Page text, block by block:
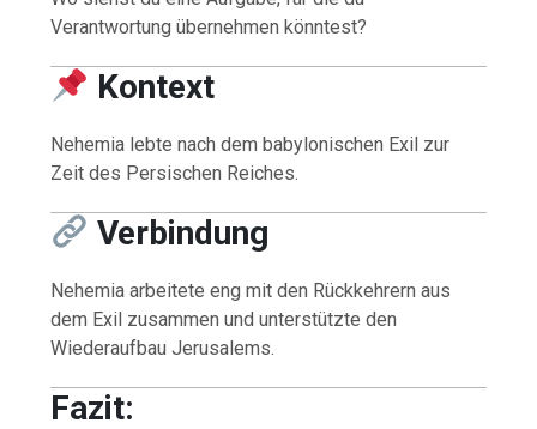
Verantwortung übernehmen könntest?
Kontext
Nehemia lebte nach dem babylonischen Exil zur
Zeit des Persischen Reiches.
Verbindung
Nehemia arbeitete eng mit den Rückkehrern aus
dem Exil zusammen und unterstützte den
Wiederaufbau Jerusalems.
Fazit: